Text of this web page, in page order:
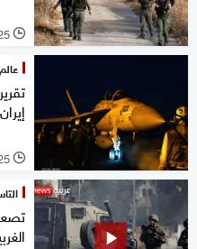
l
25
عالم
l
25